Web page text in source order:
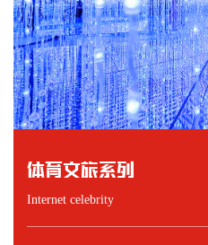
体育文旅系列
Internet celebrity